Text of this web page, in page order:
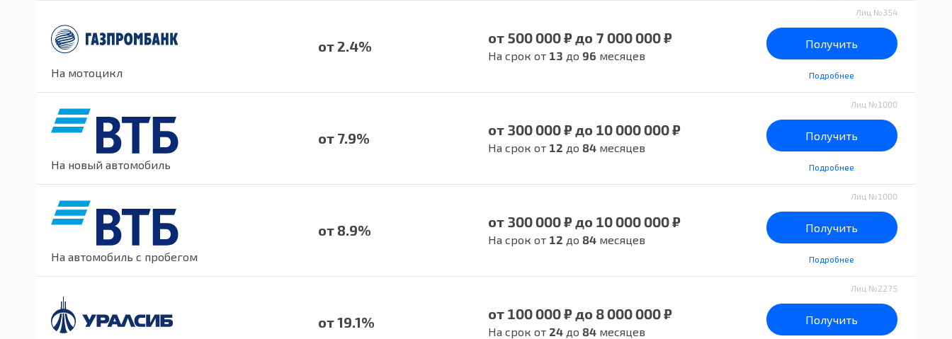
На мотоцикл
от 2.4% от 500 000 ₽ до 7 000 000 ₽
На срок от 13 до 96 месяцев
Лиц №354
Получить
Подробнее
На новый автомобиль
от 7.9% от 300 000 ₽ до 10 000 000 ₽
На срок от 12 до 84месяцев
Лиц №1000
Получить
Подробнее
На автомобиль с пробегом
от 8.9% от 300 000 ₽ до 10 000 000 ₽
На срок от 12 до 84месяцев
Лиц №1000
Получить
Подробнее
от 19.1% от 100 000 ₽ до 8 000 000 ₽
На срок от 24до 84месяцев
Лиц №2275
Получить